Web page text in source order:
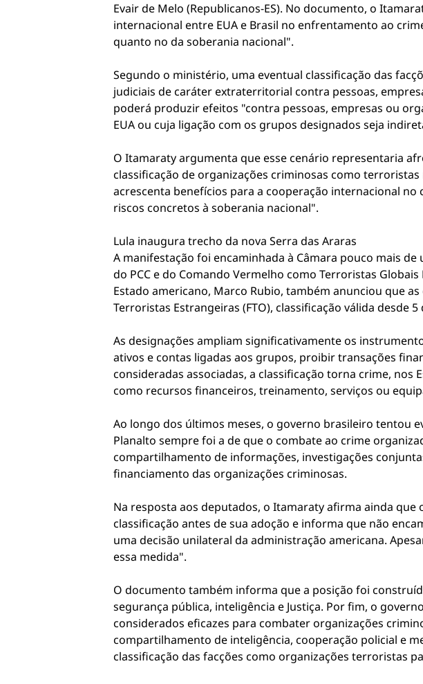
Evair de Melo (Republicanos-ES). No documento, o
internacional entre EUA e Brasil no enfrentamento ao
quanto no da soberania nacional".
Segundo o ministério, uma eventual classificação das
judiciais de caráter extraterritorial contra pessoas,
poderá produzir efeitos "contra pessoas, empresas ou
EUA ou cuja ligação com os grupos designados seja
O Itamaraty argumenta que esse cenário representaria
classificação de organizações criminosas como
acrescenta benefícios para a cooperação internacional
riscos concretos à soberania nacional".
Lula inaugura trecho da nova Serra das Araras
A manifestação foi encaminhada à Câmara pouco mais
do PCC e do Comando Vermelho como Terroristas
Estado americano, Marco Rubio, também anunciou que
Terroristas Estrangeiras (FTO), classificação válida desde 5
As designações ampliam significativamente os
ativos e contas ligadas aos grupos, proibir transações
consideradas associadas, a classificação torna crime,
como recursos financeiros, treinamento, serviços ou
Ao longo dos últimos meses, o governo brasileiro tentou
Planalto sempre foi a de que o combate ao crime
compartilhamento de informações, investigações
financiamento das organizações criminosas.
Na resposta aos deputados, o Itamaraty afirma ainda
classificação antes de sua adoção e informa que não
uma decisão unilateral da administração americana.
essa medida".
O documento também informa que a posição foi
segurança pública, inteligência e Justiça. Por fim, o
considerados eficazes para combater organizações
compartilhamento de inteligência, cooperação policial e
classificação das facções como organizações terroristas